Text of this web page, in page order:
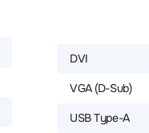
DVI
VGA (D-Sub)
USB Type-A